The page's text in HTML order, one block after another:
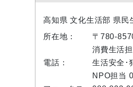
高知県 文化生活部 県民
所在地：
〒780-
電話：
消費生活
生活安全･
NPO担当